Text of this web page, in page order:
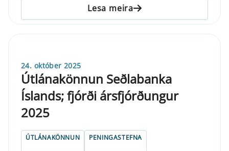
Lesa meira
24. október 2025
Útlánakönnun Seðlabanka
Íslands; fjórði ársfjórðungur
2025
ÚTLÁNAKÖNNUN PENINGASTEFNA